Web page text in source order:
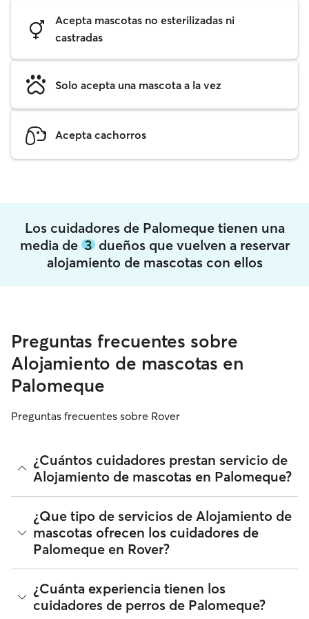
Acepta mascotas no esterilizadas ni
castradas
Solo acepta una mascota a la vez
Acepta cachorros
Los cuidadores de Palomeque tienen una
media de 3dueños que vuelven a reservar
alojamiento de mascotas con ellos
Preguntas frecuentes sobre
Alojamiento de mascotas en
Palomeque
Preguntas frecuentes sobre Rover
¿Cuántos cuidadores prestan servicio de
Alojamiento de mascotas en Palomeque?
A fecha de agosto 2026, 2.775 cuidadores ha prestado
servicios de Alojamiento de mascotas en Palomeque.
Puedes filtrar, clasificar, ampliar el radio, leer reseñas y
comparar precios para encontrar al cuidador perfecto cerca
verificación de identidad tanto para tu seguridad como la de
tu perro.
¿Que tipo de servicios de Alojamiento de
mascotas ofrecen los cuidadores de
Palomeque en Rover?
Rover facilita la localización de cuidadores con Alojamiento
de mascotas en Palomeque que ofrecen una atención
cariñosa y de confianza desde su propio hogar. Los
¿Cuánta experiencia tienen los
cuidadores de perros de Palomeque?